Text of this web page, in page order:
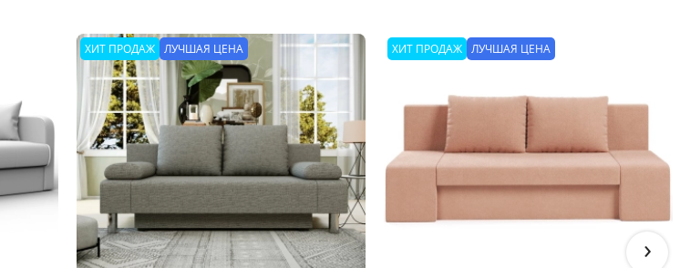
ХИТ ПРОДАЖ ЛУЧШАЯ ЦЕНА ХИТ ПРОДАЖ ЛУЧШАЯ ЦЕНА
›